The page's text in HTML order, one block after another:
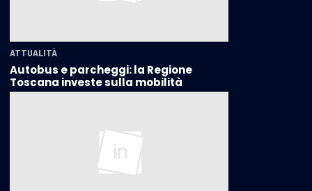
ATTUALITÀ
Autobus e parcheggi: la Regione
Toscana investe sulla mobilità